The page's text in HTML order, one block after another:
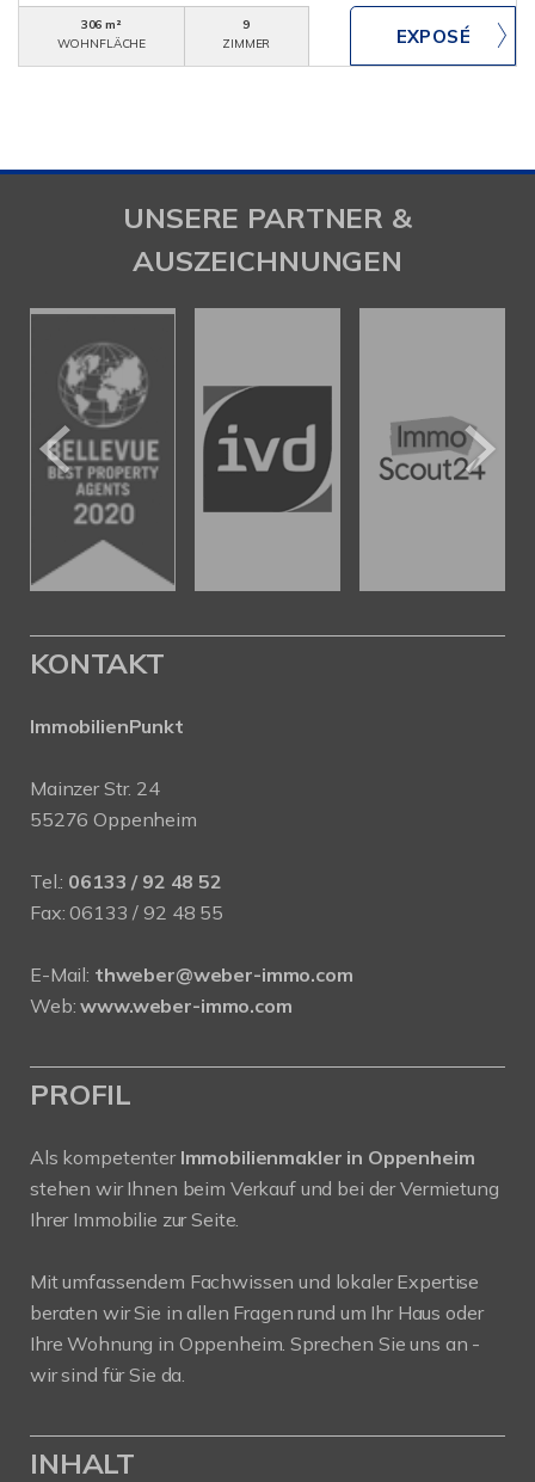
306 m²
WOHNFLÄCHE
9
ZIMMER
UNSERE PARTNER &
AUSZEICHNUNGEN
KONTAKT
ImmobilienPunkt
Mainzer Str. 24
55276 Oppenheim
Tel.: 06133 / 92 48 52
Fax: 06133 / 92 48 55
E-Mail: thweber@weber-immo.com
Web:www.weber-immo.com
PROFIL
Als kompetenter Immobilienmakler in Oppenheim
stehen wir Ihnen beim Verkauf und bei der Vermietung
Ihrer Immobilie zur Seite.
Mit umfassendem Fachwissen und lokaler Expertise
beraten wir Sie in allen Fragen rund um Ihr Haus oder
Ihre Wohnung in Oppenheim. Sprechen Sie uns an -
wir sind für Sie da.
INHALT